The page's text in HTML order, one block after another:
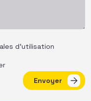
d’utilisation
Envoyer